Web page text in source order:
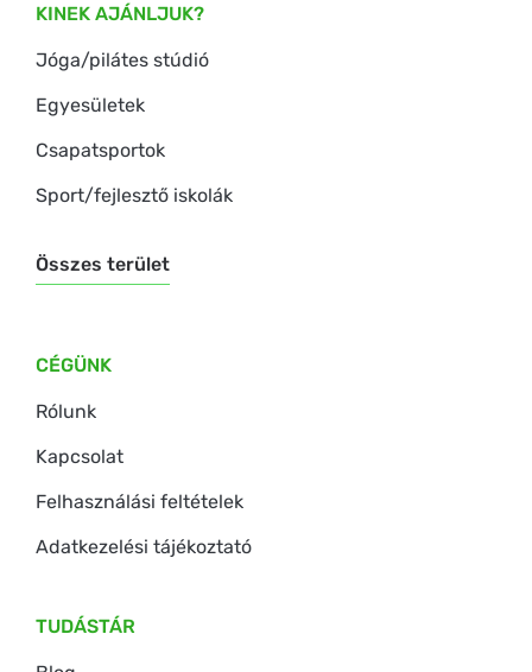
KINEK AJÁNLJUK?
Jóga/pilátes stúdió
Egyesületek
Csapatsportok
Sport/fejlesztő iskolák
Összes terület
CÉGÜNK
Rólunk
Kapcsolat
Felhasználási feltételek
Adatkezelési tájékoztató
TUDÁSTÁR